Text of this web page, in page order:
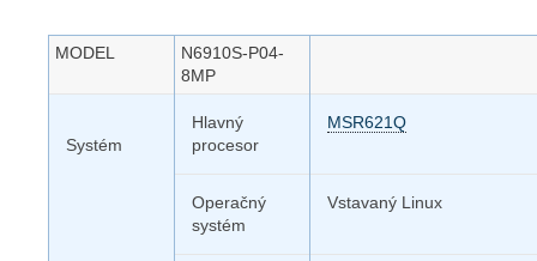
MODEL
N6910S-P04-
8MP
Systém
Hlavný
procesor
MSR621Q
Operačný
systém
Vstavaný Linux